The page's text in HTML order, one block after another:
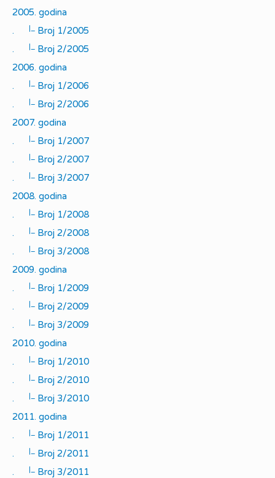
2005. godina
.
|_
Broj 1/2005
.
|_
Broj 2/2005
2006. godina
.
|_
Broj 1/2006
.
|_
Broj 2/2006
2007. godina
.
|_
Broj 1/2007
.
|_
Broj 2/2007
.
|_
Broj 3/2007
2008. godina
.
|_
Broj 1/2008
.
|_
Broj 2/2008
.
|_
Broj 3/2008
2009. godina
.
|_
Broj 1/2009
.
|_
Broj 2/2009
.
|_
Broj 3/2009
2010. godina
.
|_
Broj 1/2010
.
|_
Broj 2/2010
.
|_
Broj 3/2010
2011. godina
.
|_
Broj 1/2011
.
|_
Broj 2/2011
.
|_
Broj 3/2011